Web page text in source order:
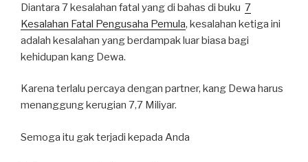
Diantara 7 kesalahan fatal yang di bahas di buku 7
Kesalahan Fatal Pengusaha Pemula, kesalahan ketiga ini
adalah kesalahan yang berdampak luar biasa bagi
kehidupan kang Dewa.
Karena terlalu percaya dengan partner, kang Dewa harus
menanggung kerugian 7,7 Miliyar.
Semoga itu gak terjadi kepada Anda